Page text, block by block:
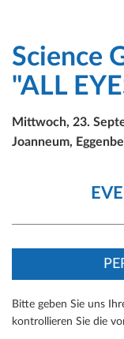
Science
"ALL
Mittwoch, 23.
Joanneum,
Bitte geben Sie uns
kontrollieren Sie die